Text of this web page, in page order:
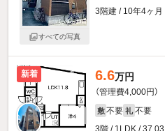
すべての写真
3階建 / 10年4ヶ月
新着 6.6万円
（管理費4,000円）
敷 不要 礼 不要
3階 / 1LDK / 37.03